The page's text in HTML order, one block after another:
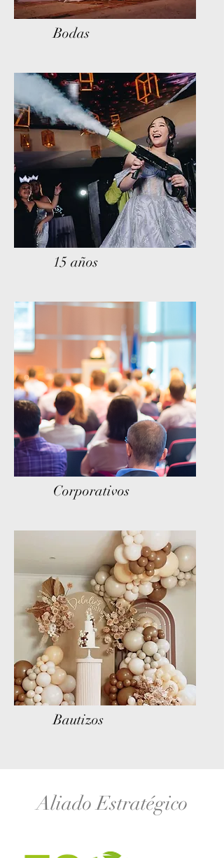
Bodas
15 años
Corporativos
Bautizos
Aliado Estratégico